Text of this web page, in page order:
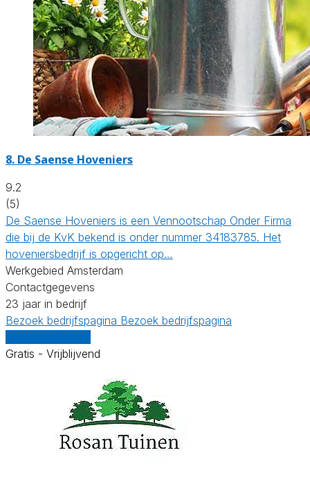
8. De Saense Hoveniers
9.2
(5)
De Saense Hoveniers is een Vennootschap Onder Firma
die bij de KvK bekend is onder nummer 34183785. Het
hoveniersbedrijf is opgericht op…
Werkgebied Amsterdam
Contactgegevens
23 jaar in bedrijf
Bezoek bedrijfspagina Bezoek bedrijfspagina
Gratis - Vrijblijvend